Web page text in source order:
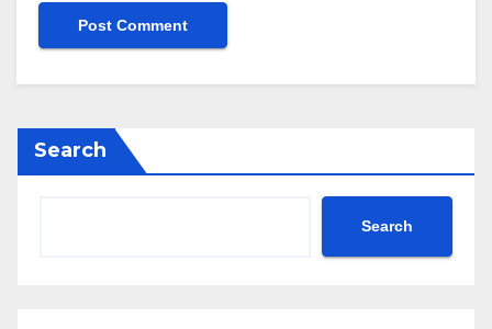
Search
Search